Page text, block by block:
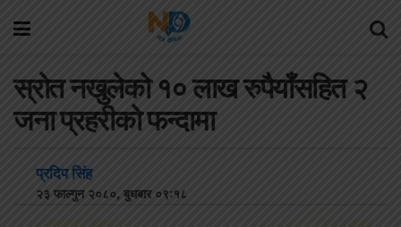
स्रोत नखुलेको १० लाख रुपैयाँसहित २
जना प्रहरीको फन्दामा
प्रदिप सिंह
२३ फाल्गुन २०८०, बुधबार ०९:१८